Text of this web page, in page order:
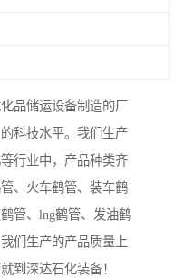
品储运设备制造的厂
科技水平。我们生产
行业中，产品种类齐
、火车鹤管、装车鹤
管、lng鹤管、发油鹤
们生产的产品质量上
到深达石化装备！